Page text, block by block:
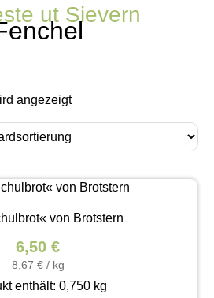
ut Sievern
angezeigt
von Brotstern
6,50 €
8,67 €/ kg
enthält: 0,750 kg